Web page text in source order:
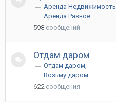
Аренда Недвижимость
Аренда Разное
598 сообщений
Отдам даром
Отдам даром
Возьму даром
622 сообщения